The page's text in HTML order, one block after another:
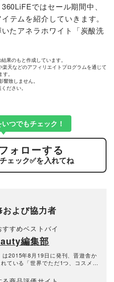
ではセール期間中、
テムを紹介していきます。
たアネラホワイト「炭酸洗
果のもと作成しています。
天などのアフィリエイトプログラムを通じて
。
致しません。
ださい。
つでもチェック！
ォローする
ェック✅を入れてね
よび協力者
すめベストバイ
編集部
は2015年8月19日に発刊、晋遊舎か
ている「世界でただ1つ、コスメを
キンケア製品を多角的に検証し、